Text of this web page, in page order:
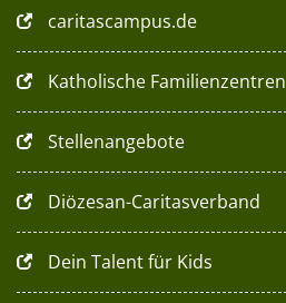
caritascampus.de
Katholische Familienzentren
Stellenangebote
Diözesan-Caritasverband
Dein Talent für Kids